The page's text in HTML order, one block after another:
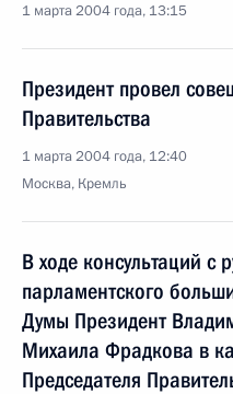
1 марта 2004 года, 13:15
Президент провел
Правительства
1 марта 2004 года, 12:40
Москва, Кремль
В ходе консультаций с
парламентского
Думы Президент
Михаила Фрадкова в
Председателя